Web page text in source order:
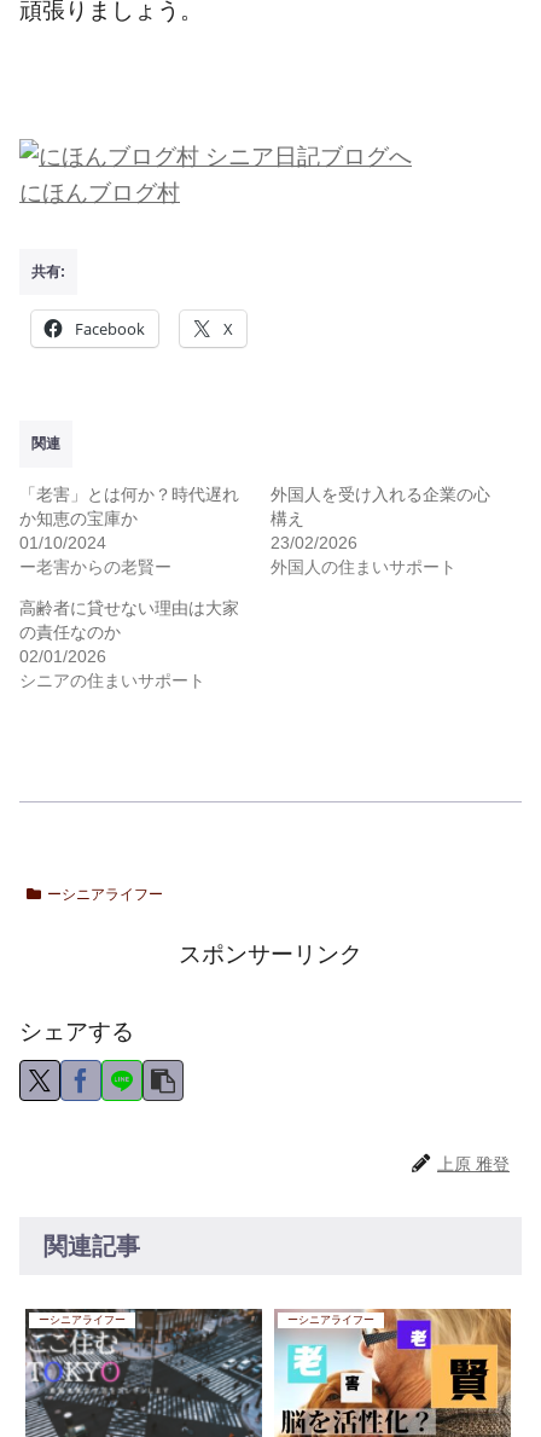
頑張りましょう。
にほんブログ村
共有:
Facebook X
関連
「老害」とは何か？時代遅れ
か知恵の宝庫か
01/10/2024
ー老害からの老賢ー
外国人を受け入れる企業の心
構え
23/02/2026
外国人の住まいサポート
高齢者に貸せない理由は大家
の責任なのか
02/01/2026
シニアの住まいサポート
ーシニアライフー
スポンサーリンク
シェアする
上原 雅登
関連記事
ーシニアライフー ーシニアライフー